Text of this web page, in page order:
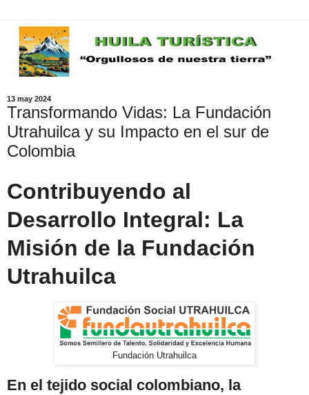
13 may 2024
Transformando Vidas: La Fundación
Utrahuilca y su Impacto en el sur de
Colombia
Contribuyendo al
Desarrollo Integral: La
Misión de la Fundación
Utrahuilca
Fundación Utrahuilca
En el tejido social colombiano, la